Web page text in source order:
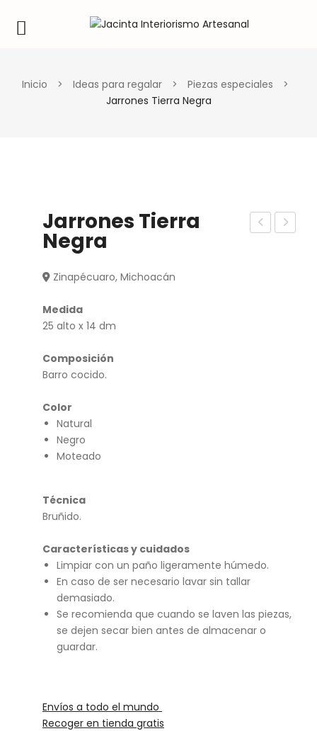
Inicio > Ideas para regalar > Piezas especiales
>
Jarrones Tierra Negra
Jarrones Tierra
Negra
Zinapécuaro, Michoacán
Medida
25 alto x 14 dm
Composición
Barro cocido.
Color
Natural
Negro
Moteado
Técnica
Bruñido.
Características y cuidados
Limpiar con un paño ligeramente húmedo.
En caso de ser necesario lavar sin tallar
demasiado.
Se recomienda que cuando se laven las piezas,
se dejen secar bien antes de almacenar o
guardar.
Envíos a todo el mundo
Recoger en tienda gratis